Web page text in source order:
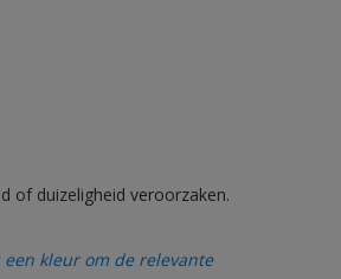
of duizeligheid veroorzaken.
kleur om de relevante